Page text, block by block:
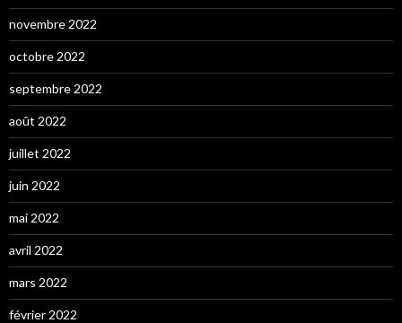
novembre 2022
octobre 2022
septembre 2022
août 2022
juillet 2022
juin 2022
mai 2022
avril 2022
mars 2022
février 2022